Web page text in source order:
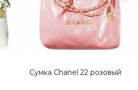
Сумка Chanel 22 розовый